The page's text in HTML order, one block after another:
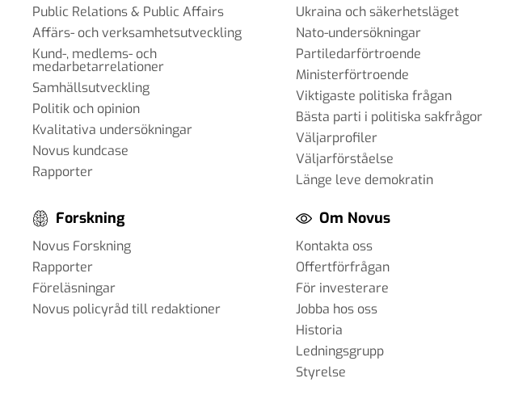
Public Relations & Public Affairs
Affärs- och verksamhetsutveckling
Kund-, medlems- och
medarbetarrelationer
Samhällsutveckling
Politik och opinion
Kvalitativa undersökningar
Novus kundcase
Rapporter
Ukraina och säkerhetsläget
Nato-undersökningar
Partiledarförtroende
Ministerförtroende
Viktigaste politiska frågan
Bästa parti i politiska sakfrågor
Väljarprofiler
Väljarförståelse
Länge leve demokratin
Forskning
Novus Forskning
Rapporter
Föreläsningar
Novus policyråd till redaktioner
Om Novus
Kontakta oss
Offertförfrågan
För investerare
Jobba hos oss
Historia
Ledningsgrupp
Styrelse